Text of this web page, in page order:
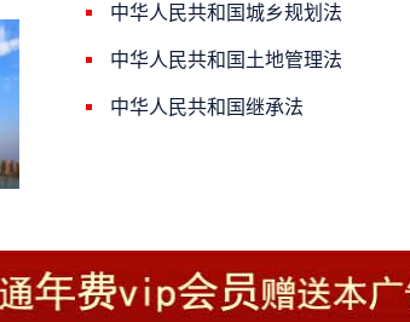
中华人民共和国城乡规划法
中华人民共和国土地管理法
中华人民共和国继承法